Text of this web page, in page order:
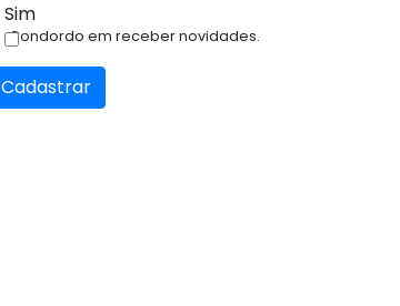
Sim
Condordo em receber novidades.
Cadastrar